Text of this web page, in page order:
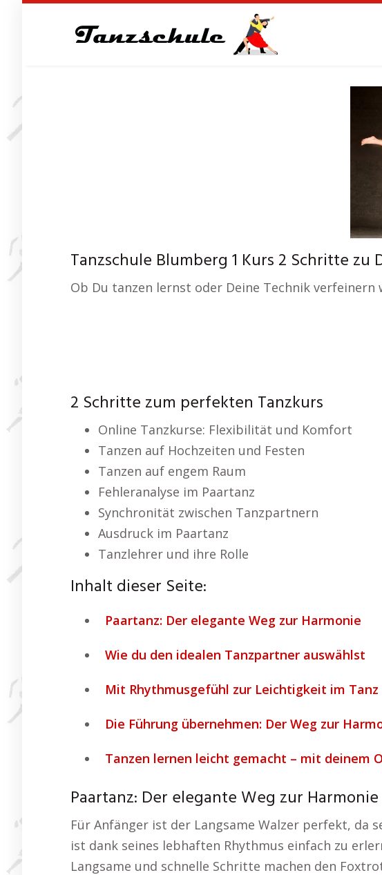
Tanzschule Blumberg 1 Kurs 2 Schritte zu
Ob Du tanzen lernst oder Deine Technik
2 Schritte zum perfekten Tanzkurs
Online Tanzkurse: Flexibilität und Komfort
Tanzen auf Hochzeiten und Festen
Tanzen auf engem Raum
Fehleranalyse im Paartanz
Synchronität zwischen Tanzpartnern
Ausdruck im Paartanz
Tanzlehrer und ihre Rolle
Inhalt dieser Seite:
Paartanz: Der elegante Weg zur Harmonie
Wie du den idealen Tanzpartner auswählst
Mit Rhythmusgefühl zur Leichtigkeit im Tanz
Die Führung übernehmen: Der Weg zur
Tanzen lernen leicht gemacht – mit deinem
Paartanz: Der elegante Weg zur Harmonie
Für Anfänger ist der Langsame Walzer perfekt, da
ist dank seines lebhaften Rhythmus einfach zu
Langsame und schnelle Schritte machen den